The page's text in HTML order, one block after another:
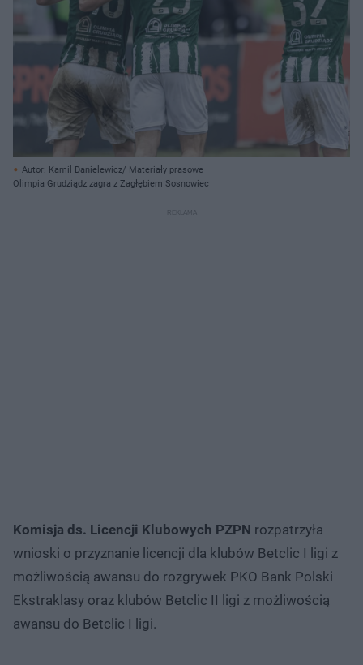
Autor: Kamil Danielewicz/ Materiały prasowe
Olimpia Grudziądz zagra z Zagłębiem Sosnowiec
Komisja ds. Licencji Klubowych PZPN rozpatrzyła
wnioski o przyznanie licencji dla klubów Betclic I ligi z
możliwością awansu do rozgrywek PKO Bank Polski
Ekstraklasy oraz klubów Betclic II ligi z możliwością
awansu do Betclic I ligi.